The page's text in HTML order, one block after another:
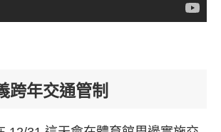
跨年交通管制